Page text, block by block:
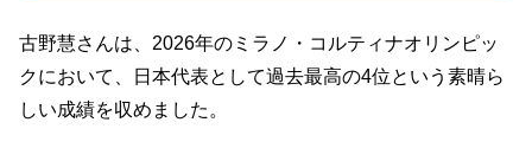
古野慧さんは、2026年のミラノ・コルティナオリンピッ
クにおいて、日本代表として過去最高の4位という素晴ら
しい成績を収めました。